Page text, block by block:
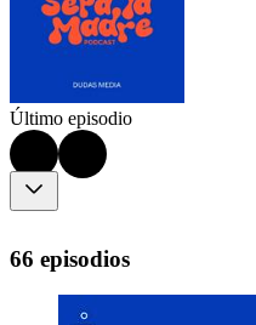
Último episodio
66 episodios